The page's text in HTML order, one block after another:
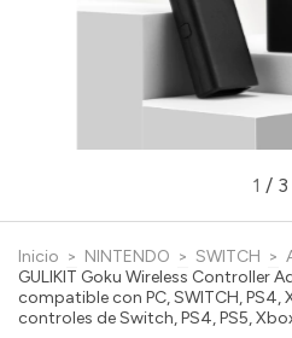
1 / 3
Inicio > NINTENDO > SWITCH >
GULIKIT Goku Wireless Controller
compatible con PC, SWITCH, PS4,
controles de Switch, PS4, PS5,